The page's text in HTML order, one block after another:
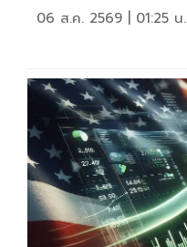
06 ส.ค. 2569 | 01:25 น.